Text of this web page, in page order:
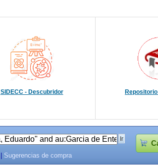
SIDECC - Descubridor
Sugerencias de compra